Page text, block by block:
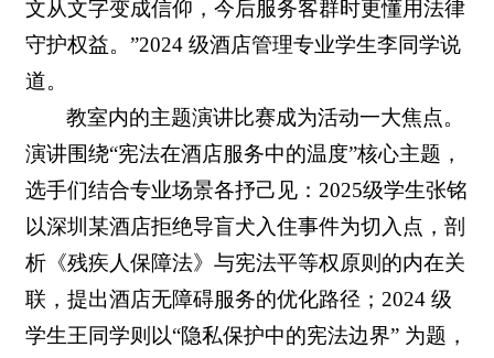
文从文字变成信仰，今后服务客群时更懂用法律
守护权益。”2024 级酒店管理专业学生李同学说
道。
教室内的主题演讲比赛成为活动一大焦点。
演讲围绕“宪法在酒店服务中的温度”核心主题，
选手们结合专业场景各抒己见：2025级学生张铭
以深圳某酒店拒绝导盲犬入住事件为切入点，剖
析《残疾人保障法》与宪法平等权原则的内在关
联，提出酒店无障碍服务的优化路径；2024 级
学生王同学则以“隐私保护中的宪法边界” 为题，